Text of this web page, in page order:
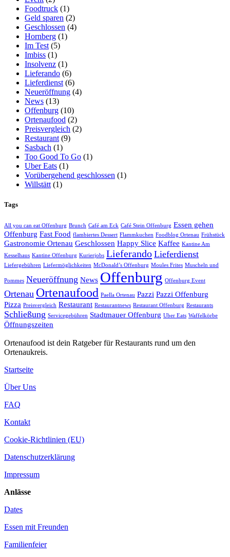
Foodtruck (1)
Geld sparen (2)
Geschlossen (4)
Hornberg (1)
Im Test (5)
Imbiss (1)
Insolvenz (1)
Lieferando (6)
Lieferdienst (6)
Neueröffnung (4)
News (13)
Offenburg (10)
Ortenaufood (2)
Preisvergleich (2)
Restaurant (9)
Sasbach (1)
Too Good To Go (1)
Uber Eats (1)
Vorübergehend geschlossen (1)
Willstätt (1)
Tags
All you can eat Offenburg Brunch Café am Eck Café Stein Offenburg Essen gehen
Offenburg Fast Food flambiertes Dessert Flammkuchen Foodblog Ortenau Frühstück
Gastronomie Ortenau Geschlossen Happy Slice Kaffee Kantine Am
Kesselhaus Kantine Offenburg Kurierjobs Lieferando Lieferdienst
Liefergebühren Liefermöglichkeiten McDonald’s Offenburg Moules Frites Muscheln und
Pommes Neueröffnung News Offenburg Offenburg Event
Ortenau Ortenaufood Paella Ortenau Pazzi Pazzi Offenburg
Pizza Preisvergleich Restaurant Restaurantnews Restaurant Offenburg Restaurants
Schließung Servicegebühren Stadtmauer Offenburg Uber Eats Waffelkörbe
Öffnungszeiten
Ortenaufood ist dein Ratgeber für Restaurants rund um den
Ortenaukreis.
Startseite
Über Uns
FAQ
Kontakt
Cookie-Richtlinien (EU)
Datenschutzerklärung
Impressum
Anlässe
Dates
Essen mit Freunden
Familienfeier